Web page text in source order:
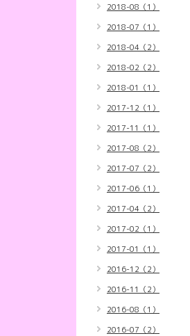
2018-08（1）
2018-07（1）
2018-04（2）
2018-02（2）
2018-01（1）
2017-12（1）
2017-11（1）
2017-08（2）
2017-07（2）
2017-06（1）
2017-04（2）
2017-02（1）
2017-01（1）
2016-12（2）
2016-11（2）
2016-08（1）
2016-07（2）